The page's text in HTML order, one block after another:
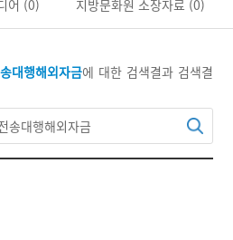
대행해외자금에 대한 검색결과 검색결
어 (0) 지방문화원 소장자료 (0)